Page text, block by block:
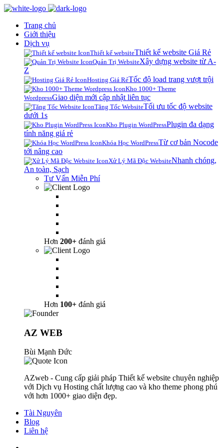
Trang chủ
Giới thiệu
Dịch vụ
Thiết kế websiteThiết kế website Giá Rẻ
Quản Trị WebsiteXây dựng website từ A-
Z
Hosting Giá RẻTốc độ load trang vượt trội
Kho 1000+ Theme
WordpressGiao diện mới cập nhật liên tục
Tăng Tốc WebsiteTối ưu tốc độ website
dưới 1s
Kho Plugin WordPressPlugin đa dạng
tính năng giá rẻ
Khóa Học WordPressTừ cơ bản Nocode
tới nâng cao
Xử Lý Mã Độc WebsiteNhanh chóng,
An toàn, Sạch
Tư Vấn Miễn Phí
Hơn 200+ đánh giá
Hơn 100+ đánh giá
AZ WEB
Bùi Mạnh Đức
AZweb - Cung cấp giải pháp Thiết kế website chuyên nghiệp
với Dịch vụ Hosting chất lượng cao và kho theme phong phú
với hơn 1000+ giao diện đẹp.
Tài Nguyên
Blog
Liên hệ